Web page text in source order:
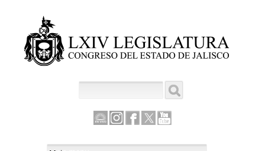
principal
Canal
Instagram
Facebook
Twitter